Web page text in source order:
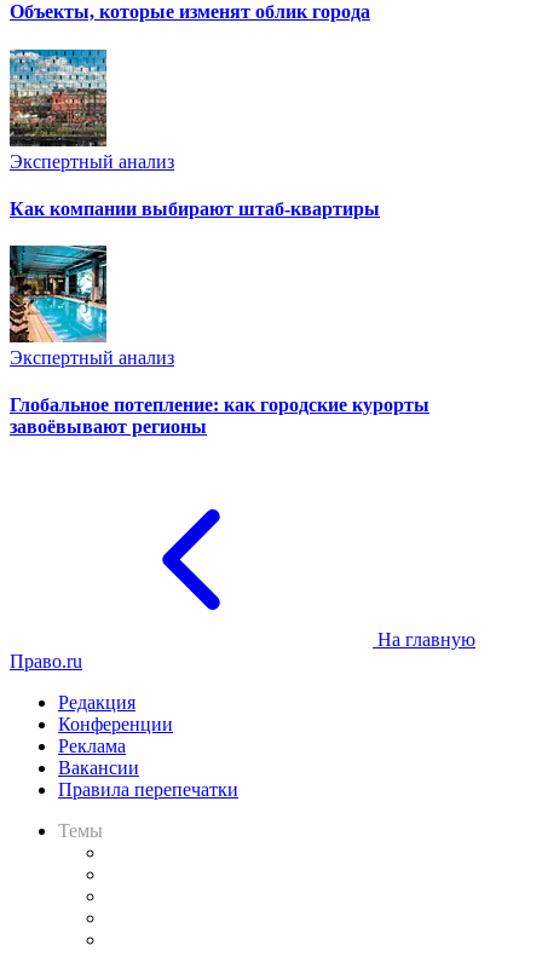
Объекты, которые изменят облик города
Экспертный анализ
Как компании выбирают штаб-квартиры
Экспертный анализ
Глобальное потепление: как городские курорты
завоёвывают регионы
На главную
Право.ru
Редакция
Конференции
Реклама
Вакансии
Правила перепечатки
Темы